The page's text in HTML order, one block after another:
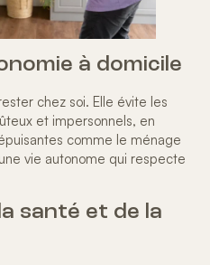
à domicile
chez soi. Elle évite les
et impersonnels, en
comme le ménage
vie autonome qui respecte
santé et de la